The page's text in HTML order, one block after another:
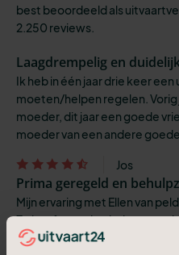
best beoordeeld als
2.250 reviews.
Laagdrempelig en
Ik heb in één jaar drie keer een
moeten/helpen regelen. Vorig
moeder, dit jaar een goede
moeder van een andere goede
Jos
Prima geregeld en
Mijn ervaring met Ellen van
Ze heeft goed geholpen met
de rouwkaart wat best veel